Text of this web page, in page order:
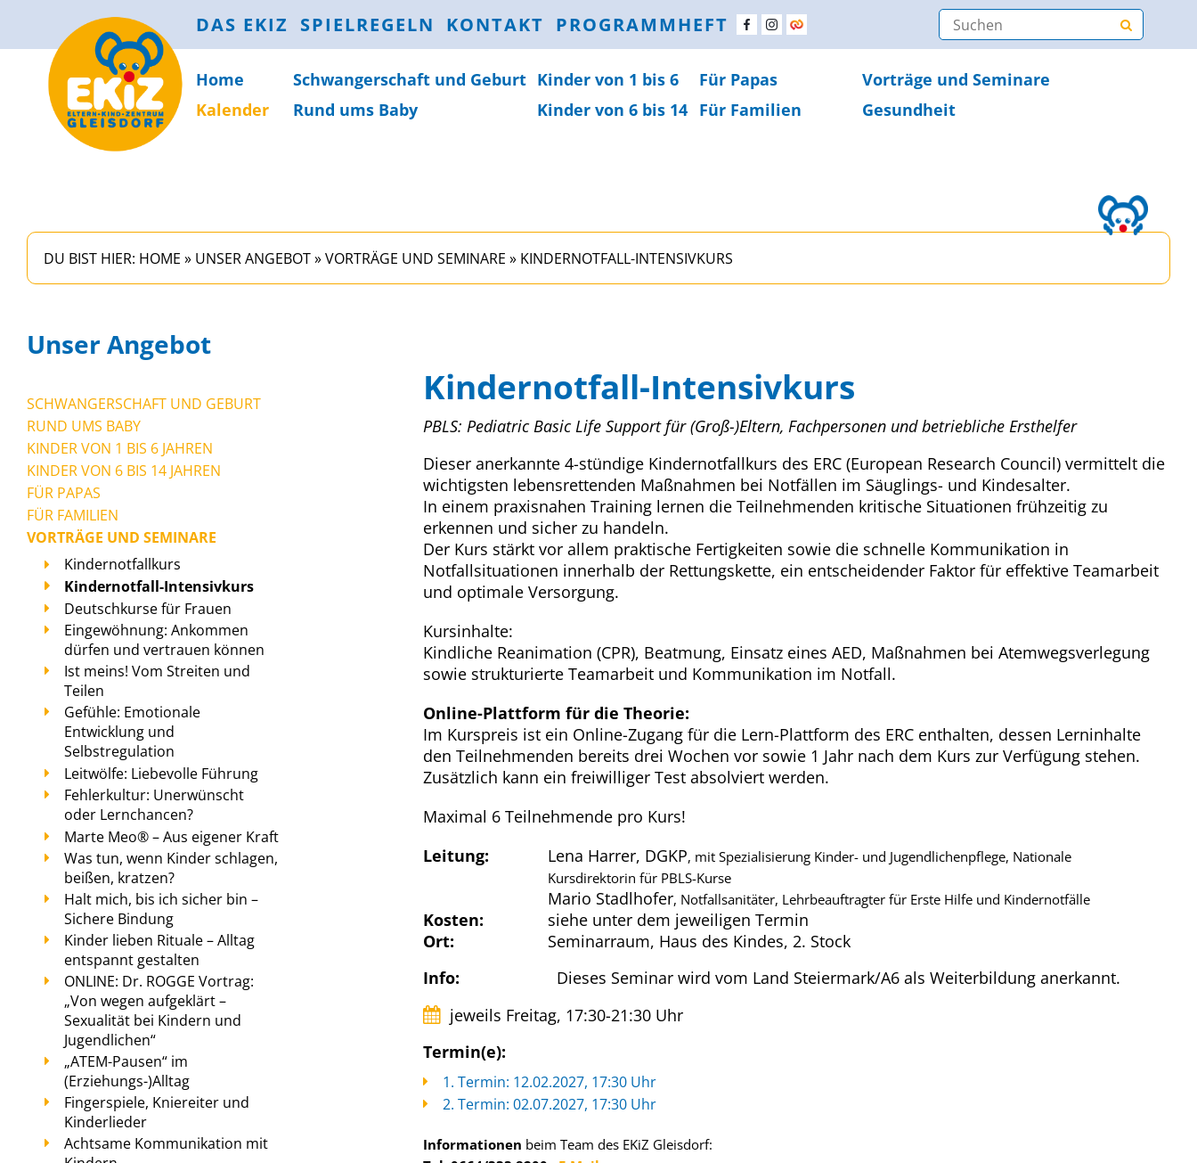
DAS EKIZ SPIELREGELN KONTAKT PROGRAMMHEFT
Home Schwanger­schaft und Geburt Kinder von 1 bis 6 Für Papas
Vorträge und Seminare
Kalender
Rund ums Baby Kinder von 6 bis 14 Für Familien Gesundheit
DU BIST HIER: HOME » UNSER ANGEBOT»VORTRÄGE UND SEMINARE » KINDERNOTFALL-INTENSIVKURS
Unser Angebot
SCHWANGERSCHAFT UND GEBURT
RUND UMS BABY
KINDER VON 1 BIS 6 JAHREN
KINDER VON 6 BIS 14 JAHREN
FÜR PAPAS
FÜR FAMILIEN
VORTRÄGE UND SEMINARE
Kindernotfallkurs
Kindernotfall-Intensivkurs
Deutschkurse für Frauen
Eingewöhnung: Ankommen
dürfen und vertrauen können
Ist meins! Vom Streiten und
Teilen
Gefühle: Emotionale
Entwicklung und
Selbstregulation
Leitwölfe: Liebevolle Führung
Fehlerkultur: Unerwünscht
oder Lernchancen?
Marte Meo® – Aus eigener Kraft
Was tun, wenn Kinder schlagen,
beißen, kratzen?
Halt mich, bis ich sicher bin –
Sichere Bindung
Kinder lieben Rituale – Alltag
entspannt gestalten
ONLINE: Dr. ROGGE Vortrag:
„Von wegen aufgeklärt –
Sexualität bei Kindern und
Jugendlichen“
„ATEM-Pausen“ im
(Erziehungs-)Alltag
Fingerspiele, Kniereiter und
Kinderlieder
Achtsame Kommunikation mit
Kindernotfall-Intensivkurs
PBLS: Pediatric Basic Life Support für (Groß-)Eltern, Fachpersonen und betriebliche Ersthelfer
Dieser anerkannte 4-stündige Kindernotfallkurs des ERC (European Research Council) vermittelt die
wichtigsten lebensrettenden Maßnahmen bei Notfällen im Säuglings- und Kindesalter.
In einem praxisnahen Training lernen die Teilnehmenden kritische Situationen frühzeitig zu
erkennen und sicher zu handeln.
Der Kurs stärkt vor allem praktische Fertigkeiten sowie die schnelle Kommunikation in
Notfallsituationen innerhalb der Rettungskette, ein entscheidender Faktor für effektive Teamarbeit
und optimale Versorgung.
Kursinhalte:
Kindliche Reanimation (CPR), Beatmung, Einsatz eines AED, Maßnahmen bei Atemwegsverlegung
sowie strukturierte Teamarbeit und Kommunikation im Notfall.
Online-Plattform für die Theorie:
Im Kurspreis ist ein Online-Zugang für die Lern-Plattform des ERC enthalten, dessen Lerninhalte
den Teilnehmenden bereits drei Wochen vor sowie 1 Jahr nach dem Kurs zur Verfügung stehen.
Zusätzlich kann ein freiwilliger Test absolviert werden.
Maximal 6 Teilnehmende pro Kurs!
Leitung:
Lena Harrer, DGKP, mit Spezialisierung Kinder- und Jugendlichenpflege, Nationale
Kursdirektorin für PBLS-Kurse
Mario Stadlhofer, Notfallsanitäter, Lehrbeauftragter für Erste Hilfe und Kindernotfälle
Kosten:
siehe unter dem jeweiligen Termin
Ort:
Seminarraum, Haus des Kindes, 2. Stock
Info:
Dieses Seminar wird vom Land Steiermark/A6 als Weiterbildung anerkannt.
jeweils Freitag, 17:30-21:30 Uhr
Termin(e):
1. Termin: 12.02.2027, 17:30 Uhr
2. Termin: 02.07.2027, 17:30 Uhr
Informationen beim Team des EKiZ Gleisdorf: